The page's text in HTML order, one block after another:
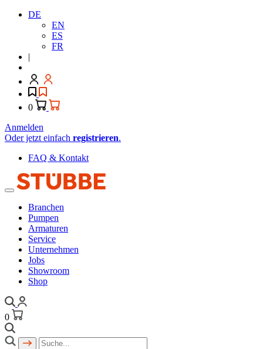
DE
EN
ES
FR
|
0
Anmelden
Oder jetzt einfach registrieren.
FAQ & Kontakt
Branchen
Pumpen
Armaturen
Service
Unternehmen
Jobs
Showroom
Shop
0